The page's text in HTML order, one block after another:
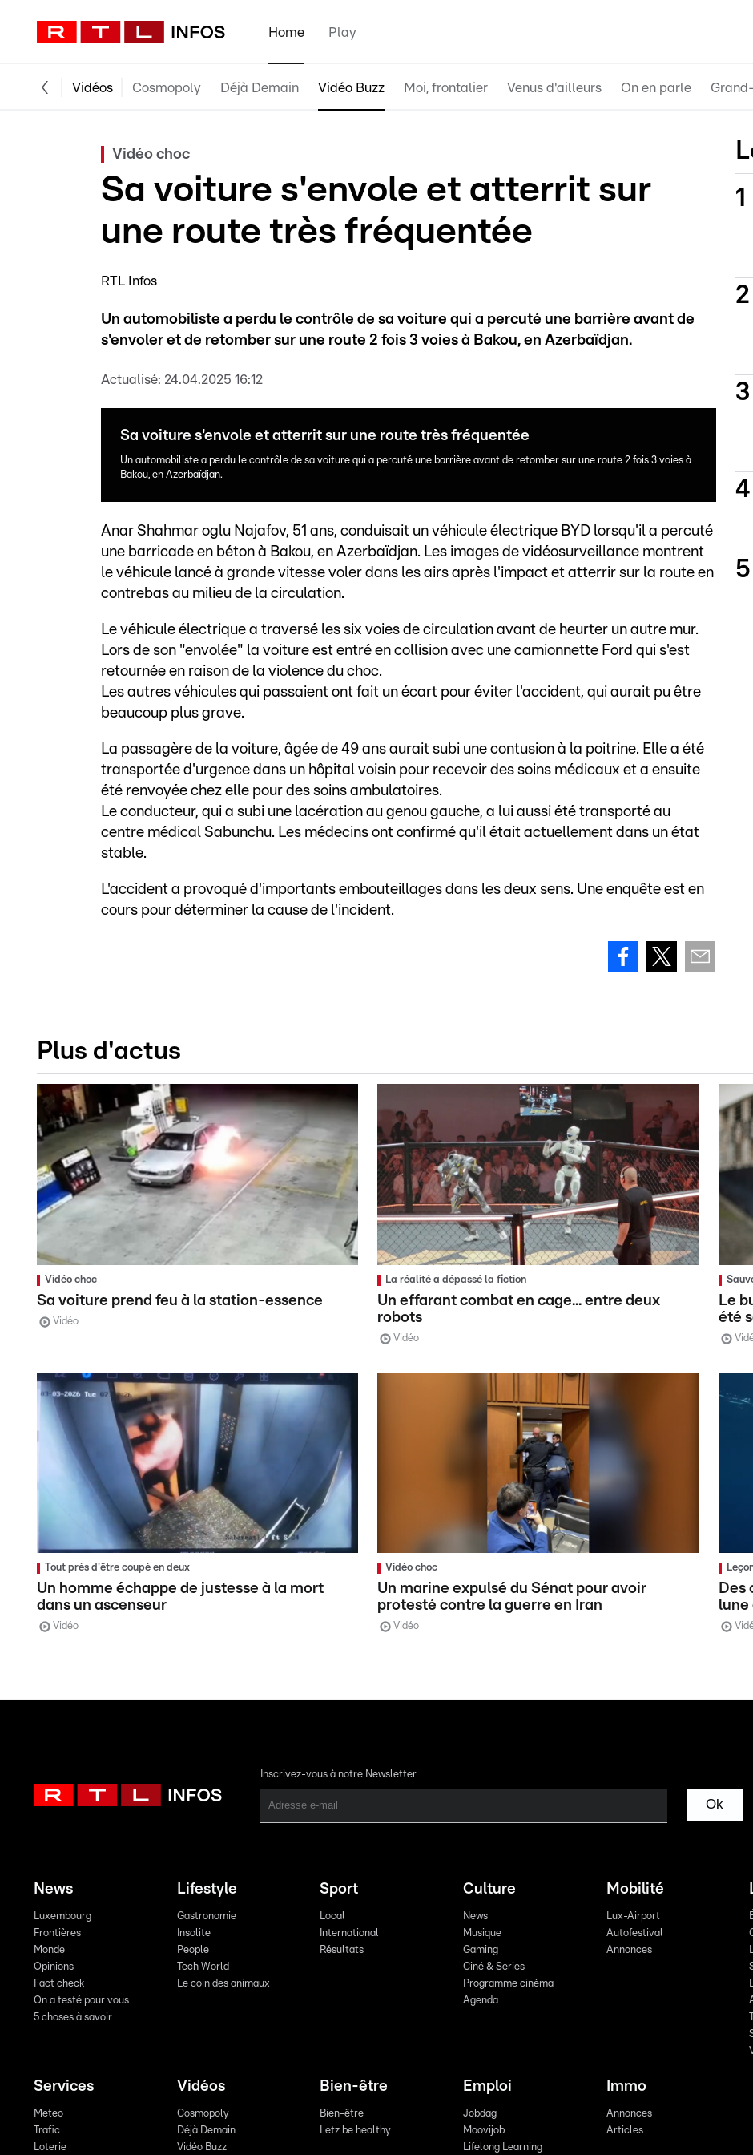
Home Play
Vidéos Cosmopoly Déjà Demain Vidéo Buzz Moi, frontalier Venus d'ailleurs On en parle
Vidéo choc
Sa voiture s'envole et atterrit sur
une route très fréquentée
RTL Infos
Un automobiliste a perdu le contrôle de sa voiture qui a percuté une barrière avant de
s'envoler et de retomber sur une route 2 fois 3 voies à Bakou, en Azerbaïdjan.
Actualisé: 24.04.2025 16:12
Sa voiture s'envole et atterrit sur une route très fréquentée
Un automobiliste a perdu le contrôle de sa voiture qui a percuté une barrière avant de retomber sur une route 2 fois 3 voies à
Bakou, en Azerbaïdjan.
Anar Shahmar oglu Najafov, 51 ans, conduisait un véhicule électrique BYD lorsqu'il a percuté
une barricade en béton à Bakou, en Azerbaïdjan. Les images de vidéosurveillance montrent
le véhicule lancé à grande vitesse voler dans les airs après l'impact et atterrir sur la route en
contrebas au milieu de la circulation.
Le véhicule électrique a traversé les six voies de circulation avant de heurter un autre mur.
Lors de son "envolée" la voiture est entré en collision avec une camionnette Ford qui s'est
retournée en raison de la violence du choc.
Les autres véhicules qui passaient ont fait un écart pour éviter l'accident, qui aurait pu être
beaucoup plus grave.
La passagère de la voiture, âgée de 49 ans aurait subi une contusion à la poitrine. Elle a été
transportée d'urgence dans un hôpital voisin pour recevoir des soins médicaux et a ensuite
été renvoyée chez elle pour des soins ambulatoires.
Le conducteur, qui a subi une lacération au genou gauche, a lui aussi été transporté au
centre médical Sabunchu. Les médecins ont confirmé qu'il était actuellement dans un état
stable.
L'accident a provoqué d'importants embouteillages dans les deux sens. Une enquête est en
cours pour déterminer la cause de l'incident.
Plus d'actus
Vidéo choc
Sa voiture prend feu à la station-essence
Vidéo
La réalité a dépassé la fiction
Un effarant combat en cage... entre deux
robots
Vidéo
Le
été
Tout près d'être coupé en deux
Un homme échappe de justesse à la mort
dans un ascenseur
Vidéo
Vidéo choc
Un marine expulsé du Sénat pour avoir
protesté contre la guerre en Iran
Vidéo
Des
lune
Inscrivez-vous à notre Newsletter
Ok
News
Luxembourg
Frontières
Monde
Opinions
Fact check
On a testé pour vous
5 choses à savoir
Lifestyle
Gastronomie
Insolite
People
Tech World
Le coin des animaux
Sport
Local
International
Résultats
Culture
News
Musique
Gaming
Ciné & Series
Programme cinéma
Agenda
Mobilité
Lux-Airport
Autofestival
Annonces
Services
Meteo
Trafic
Loterie
Vidéos
Cosmopoly
Déjà Demain
Vidéo Buzz
Bien-être
Bien-être
Letz be healthy
Emploi
Jobdag
Moovijob
Lifelong Learning
Immo
Annonces
Articles